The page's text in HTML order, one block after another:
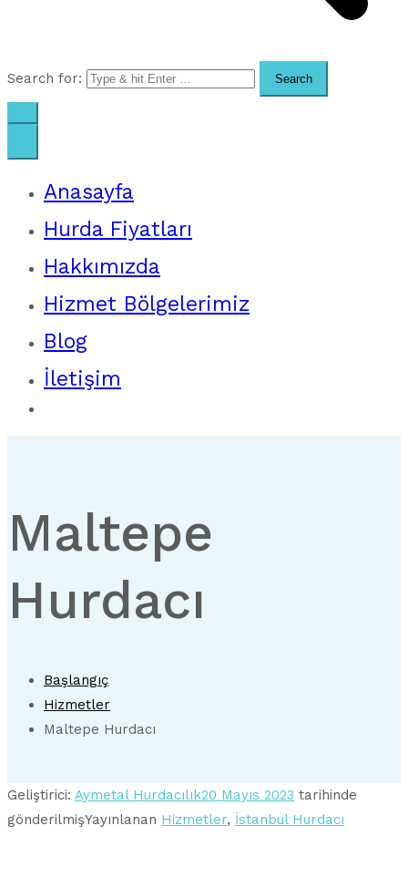
Search for:
Anasayfa
Hurda Fiyatları
Hakkımızda
Hizmet Bölgelerimiz
Blog
İletişim
Maltepe
Hurdacı
Başlangıç
Hizmetler
Maltepe Hurdacı
Geliştirici: Aymetal Hurdacılık20 Mayıs 2023 tarihinde
gönderilmişYayınlanan Hizmetler, İstanbul Hurdacı